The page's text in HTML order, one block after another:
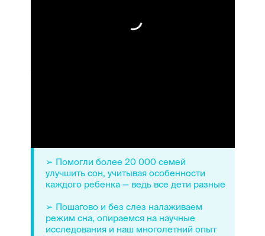
➢ Помогли более 20 000 семей
улучшить сон, учитывая особенности
каждого ребенка — ведь все дети разные
➢ Пошагово и без слез налаживаем
режим сна, опираемся на научные
исследования и наш многолетний опыт